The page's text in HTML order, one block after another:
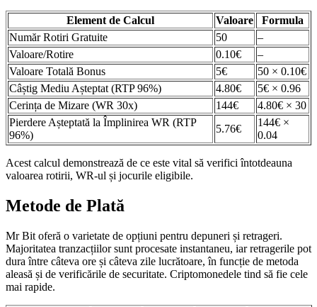
Element de Calcul Valoare
Formula
Număr Rotiri Gratuite
50
–
Valoare/Rotire
0.10€
–
Valoare Totală Bonus
5€
50 × 0.10€
Câștig Mediu Așteptat (RTP 96%)
4.80€
5€ × 0.96
Cerința de Mizare (WR 30x)
144€
4.80€ × 30
Pierdere Așteptată la Împlinirea WR (RTP
96%)
5.76€
144€ ×
0.04
Acest calcul demonstrează de ce este vital să verifici întotdeauna
valoarea rotirii, WR-ul și jocurile eligibile.
Metode de Plată
Mr Bit oferă o varietate de opțiuni pentru depuneri și retrageri.
Majoritatea tranzacțiilor sunt procesate instantaneu, iar retragerile pot
dura între câteva ore și câteva zile lucrătoare, în funcție de metoda
aleasă și de verificările de securitate. Criptomonedele tind să fie cele
mai rapide.